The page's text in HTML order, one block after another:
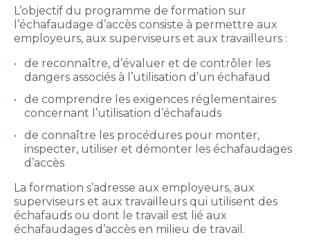
L’objectif du programme de formation sur
l’échafaudage d’accès consiste à permettre aux
employeurs, aux superviseurs et aux travailleurs :
de reconnaître, d’évaluer et de contrôler les
dangers associés à l’utilisation d’un échafaud
de comprendre les exigences réglementaires
concernant l’utilisation d’échafauds
de connaître les procédures pour monter,
inspecter, utiliser et démonter les échafaudages
d’accès
La formation s’adresse aux employeurs, aux
superviseurs et aux travailleurs qui utilisent des
échafauds ou dont le travail est lié aux
échafaudages d’accès en milieu de travail.